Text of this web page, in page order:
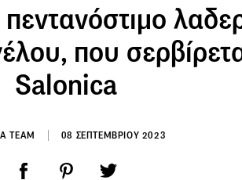
Ειδήσεις
Έρευνες
που
Salonica
TEAM 08 ΣΕΠΤΕΜΒΡΙΟΥ 2023